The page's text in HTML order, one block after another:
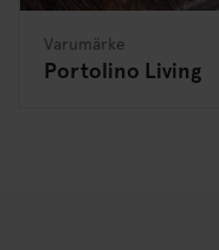
Varumärke
Portolino Living